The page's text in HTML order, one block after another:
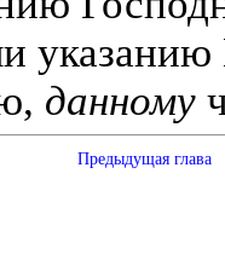
данному
Предыдущая глава